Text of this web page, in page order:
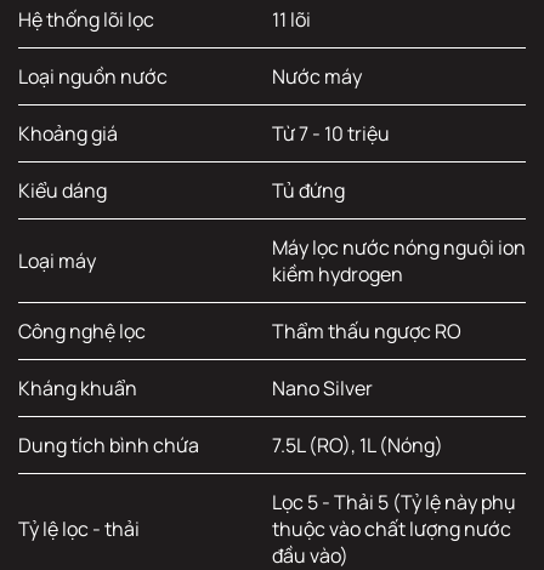
Hệ thống lõi lọc 11 lõi
Loại nguồn nước Nước máy
Khoảng giá Từ 7 - 10 triệu
Kiểu dáng Tủ đứng
Loại máy
Máy lọc nước nóng nguội ion
kiềm hydrogen
Công nghệ lọc Thẩm thấu ngược RO
Kháng khuẩn Nano Silver
Dung tích bình chứa 7.5L (RO), 1L (Nóng)
Tỷ lệ lọc - thải
Lọc 5 - Thải 5 (Tỷ lệ này phụ
thuộc vào chất lượng nước
đầu vào)